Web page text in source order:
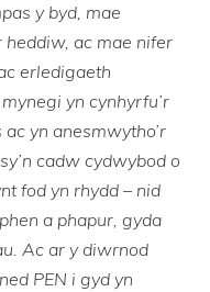
y byd, mae
heddiw, ac mae nifer
erledigaeth
yn cynhyrfu’r
yn anesmwytho’r
cadw cydwybod o
fod yn rhydd – nid
a phapur, gyda
Ac ar y diwrnod
PEN i gyd yn